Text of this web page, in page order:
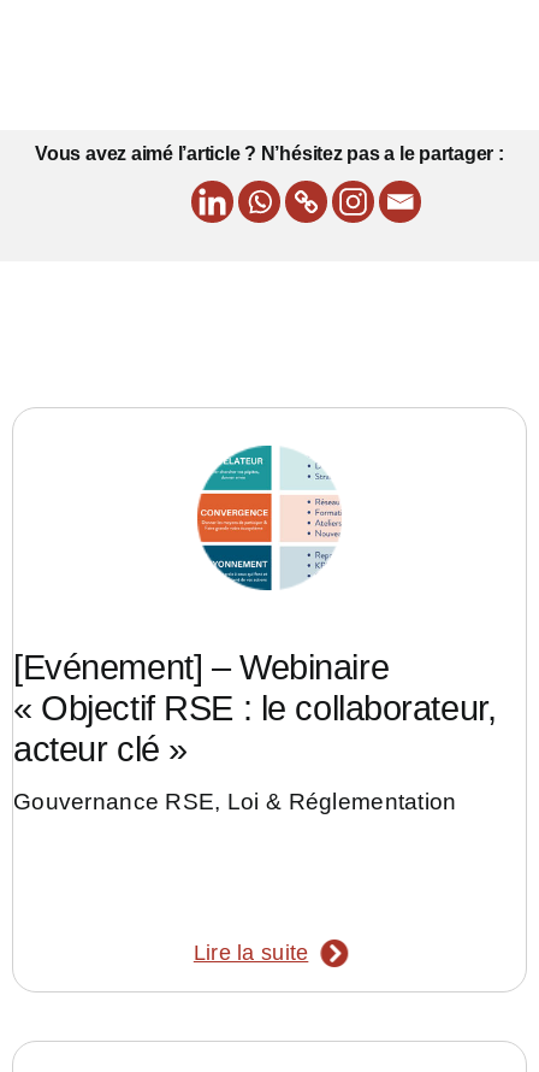
Vous avez aimé l’article ? N’hésitez pas a le partager :
[Evénement] – Webinaire
« Objectif RSE : le collaborateur,
acteur clé »
Gouvernance RSE, Loi & Réglementation
Lire la suite